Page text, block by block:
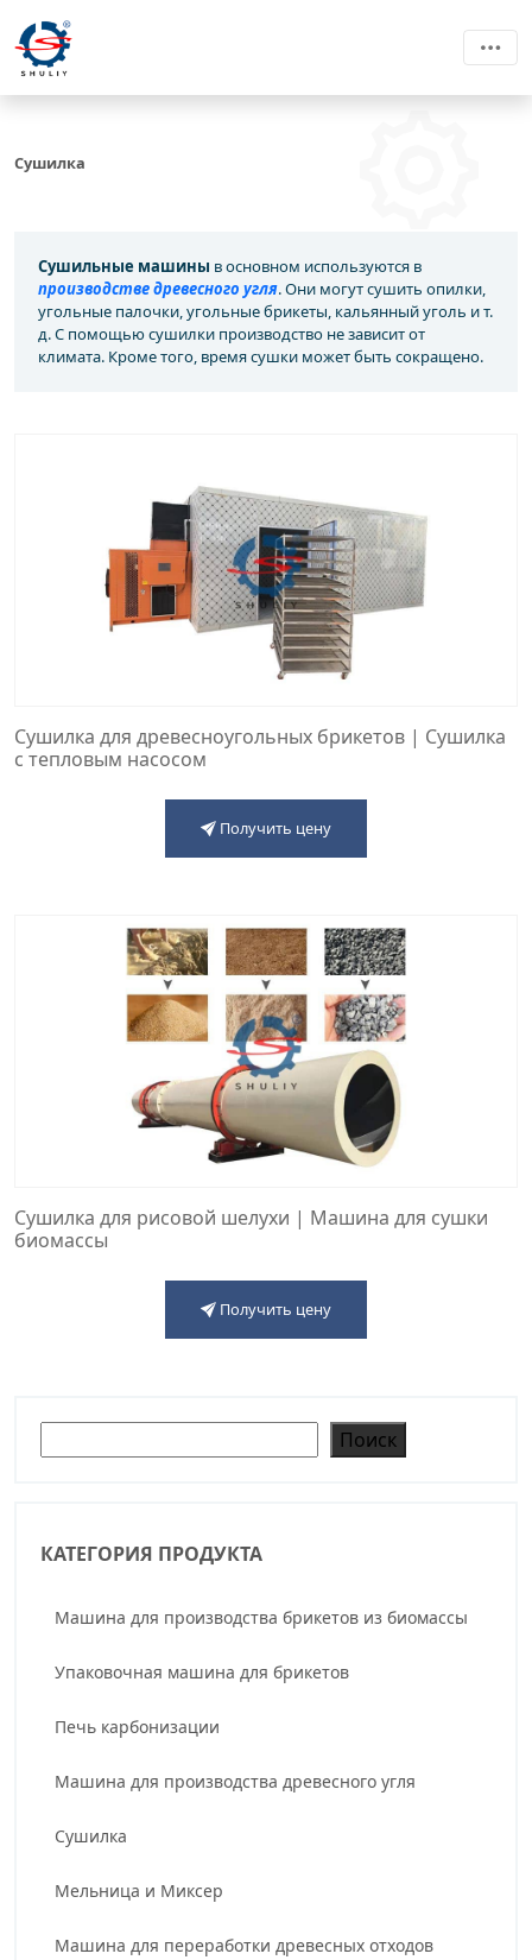
Сушилка
Поиск
КАТЕГОРИЯ ПРОДУКТА
Машина для производства брикетов из биомассы
Упаковочная машина для брикетов
Печь карбонизации
Машина для производства древесного угля
Сушилка
Мельница и Миксер
Машина для переработки древесных отходов
Сушильные машины в основном используются в
производстве древесного угля. Они могут сушить опилки,
угольные палочки, угольные брикеты, кальянный уголь и т.
д. С помощью сушилки производство не зависит от
климата. Кроме того, время сушки может быть сокращено.
Сушилка для древесноугольных брикетов | Сушилка
с тепловым насосом
Получить цену
Сушилка для рисовой шелухи | Машина для сушки
биомассы
Получить цену